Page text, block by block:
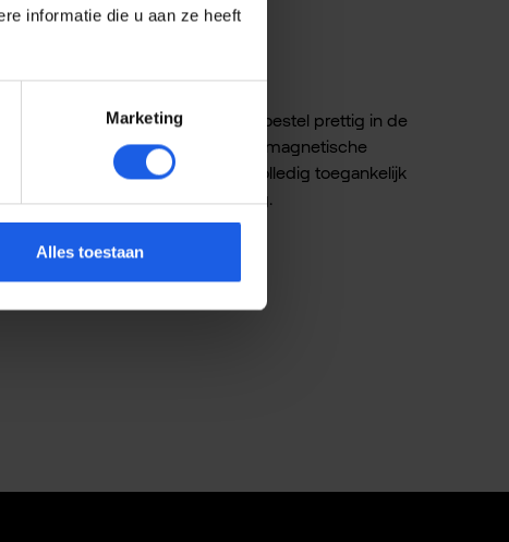
informatie die u aan ze heeft
Marketing
Alles toestaan
het slanke profiel blijft je toestel prettig in de
uitlijning met compatibele magnetische
en camera. Zo blijft je toestel volledig toegankelijk
premium uitstraling.